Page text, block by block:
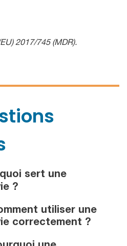
2017/745 (MDR).
sert une
?
utiliser une
correctement ?